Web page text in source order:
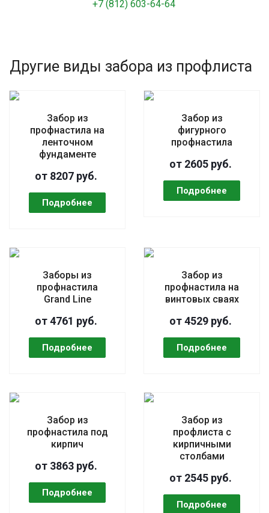
+7 (812) 603-64-64
Другие виды забора из профлиста
Забор из
профнастила на
ленточном
фундаменте
от 8207 руб.
Забор из
фигурного
профнастила
от 2605 руб.
Заборы из
профнастила
Grand Line
от 4761 руб.
Забор из
профнастила на
винтовых сваях
от 4529 руб.
Забор из
профнастила под
кирпич
от 3863 руб.
Забор из
профлиста с
кирпичными
столбами
от 2545 руб.